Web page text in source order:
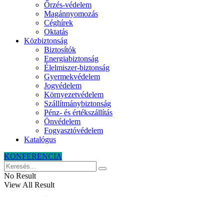
Őrzés-védelem
Magánnyomozás
Céghírek
Oktatás
Közbiztonság
Biztosítók
Energiabiztonság
Élelmiszer-biztonság
Gyermekvédelem
Jogvédelem
Környezetvédelem
Szállítmánybiztonság
Pénz- és értékszállítás
Önvédelem
Fogyasztóvédelem
Katalógus
KONFERENCIA
No Result
View All Result